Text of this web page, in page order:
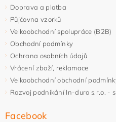
Doprava a platba
Půjčovna vzorků
Velkoobchodní spolupráce (B2B)
Obchodní podmínky
Ochrana osobních údajů
Vrácení zboží, reklamace
Velkoobchodní obchodní
Rozvoj podnikání In-duro s.r.o. -
Facebook